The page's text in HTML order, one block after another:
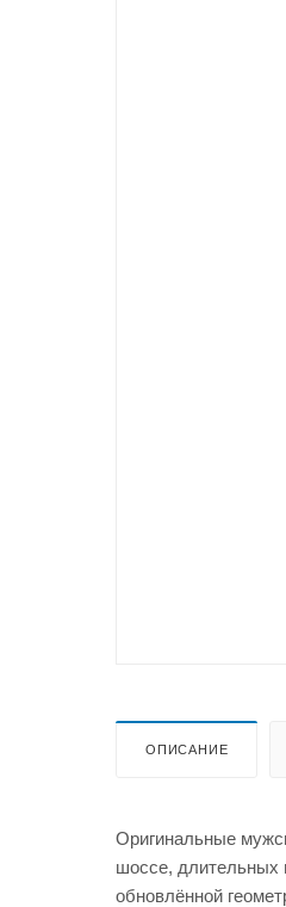
ОПИСАНИЕ
Оригинальные
шоссе, длительных
обновлённой